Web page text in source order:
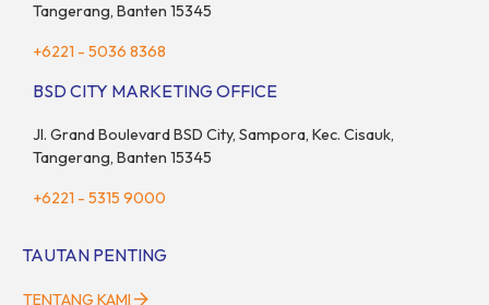
Tangerang, Banten 15345
+6221 - 5036 8368
BSD CITY MARKETING OFFICE
Jl. Grand Boulevard BSD City, Sampora, Kec. Cisauk,
Tangerang, Banten 15345
+6221 - 5315 9000
TAUTAN PENTING
TENTANG KAMI